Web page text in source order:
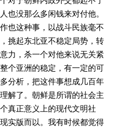
也没那么多闲钱来对付他。
也这种事，以战斗民族毫不
挑起东北亚不稳定局势，转
力，杀一个对他来说无关紧
个亚洲的稳定，有一定的可
分析，把这件事想成几百年
解了。朝鲜是所谓的社会主
真正意义上的现代文明社
实版而以。我有时候都觉得